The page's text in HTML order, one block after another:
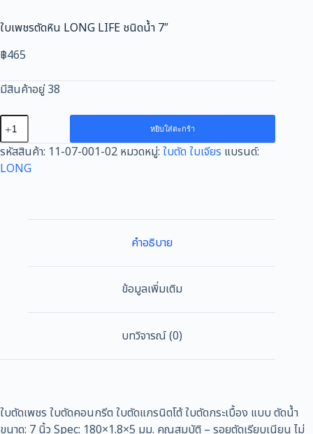
ใบเพชรตัดหิน LONG LIFE ชนิดน้ำ 7″
฿465
มีสินค้าอยู่ 38
จำนวน
ใบ
เพชร
ตัด
หยิบใส่ตะกร้า
รหัสสินค้า: 11-07-001-02 หมวดหมู่: ใบตัด ใบเจียร แบรนด์:
LONG
คำอธิบาย
ข้อมูลเพิ่มเติม
บทวิจารณ์ (0)
ใบตัดเพชร ใบตัดคอนกรีต ใบตัดแกรนิตโต้ ใบตัดกระเบื้อง แบบ ตัดน้ำ
ขนาด: 7 นิ้ว Spec: 180×1.8×5 มม. คุณสมบัติ – รอยตัดเรียบเนียน ไม่